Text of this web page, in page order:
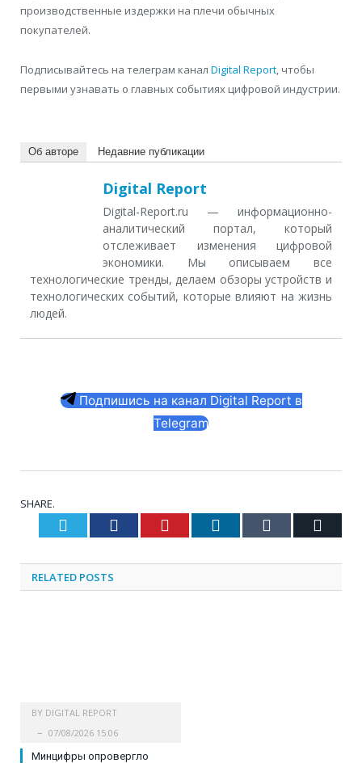
производственные издержки на плечи обычных
покупателей.
Подписывайтесь на телеграм канал Digital Report , чтобы
первыми узнавать о главных событиях цифровой индустрии.
Об авторе Недавние публикации
Digital Report
Digital-Report.ru — информационно-
аналитический портал, который
отслеживает изменения цифровой
экономики. Мы описываем все
технологические тренды, делаем обзоры устройств и
технологических событий, которые влияют на жизнь
людей.
Подпишись на канал Digital Report в
Telegram
SHARE.
Twitter Facebook Pinterest LinkedIn Tumblr
RELATED POSTS
BY DIGITAL REPORT
07/08/2026 15:06
Минцифры опровергло